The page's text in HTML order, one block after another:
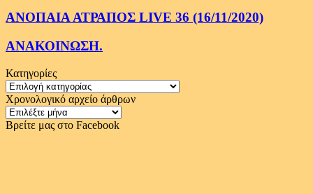
ΑΝΟΠΑΙΑ ΑΤΡΑΠΟΣ LIVE 36 (16/11/2020)
ΑΝΑΚΟΙΝΩΣΗ.
Κατηγορίες
Κατηγορίες
Χρονολογικό αρχείο άρθρων
Χρονολογικό
αρχείο
Βρείτε μας στο Facebook